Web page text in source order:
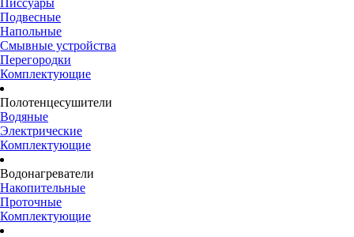
Писсуары
Подвесные
Напольные
Смывные устройства
Перегородки
Комплектующие
Полотенцесушители
Водяные
Электрические
Комплектующие
Водонагреватели
Накопительные
Проточные
Комплектующие